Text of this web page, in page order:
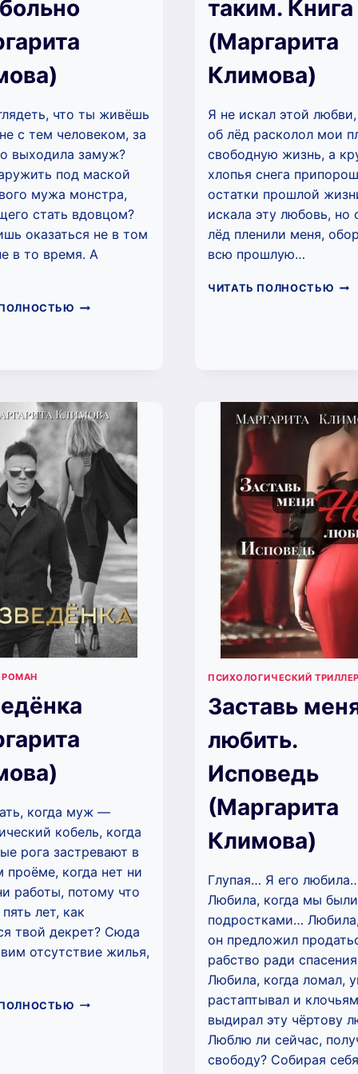
что ты живёшь
с тем человеком, за
выходила замуж?
под маской
мужа монстра,
стать вдовцом?
оказаться не в том
в то время. А
НЕ
КЛИМОВА)
таким. Книга
(Маргарита
Климова)
Я не искал этой
об лёд расколол мои
свободную жизнь, а
хлопья снега
остатки прошлой
искала эту любовь, но
лёд пленили меня,
всю прошлую…
ЧИТАТЬ ПОЛНОСТЬЮ
когда муж —
кобель, когда
рога застревают в
проёме, когда нет ни
работы, потому что
лет, как
твой декрет? Сюда
отсутствие жилья,
РАЗВЕДЁНКА
ПСИХОЛОГИЧЕСКИЙ
Заставь
любить.
Исповедь
(Маргарита
Климова)
Глупая… Я его
Любила, когда мы были
подростками…
он предложил
рабство ради
Любила, когда ломал,
растаптывал и
выдирал эту чёртову
Люблю ли сейчас,
свободу? Собирая